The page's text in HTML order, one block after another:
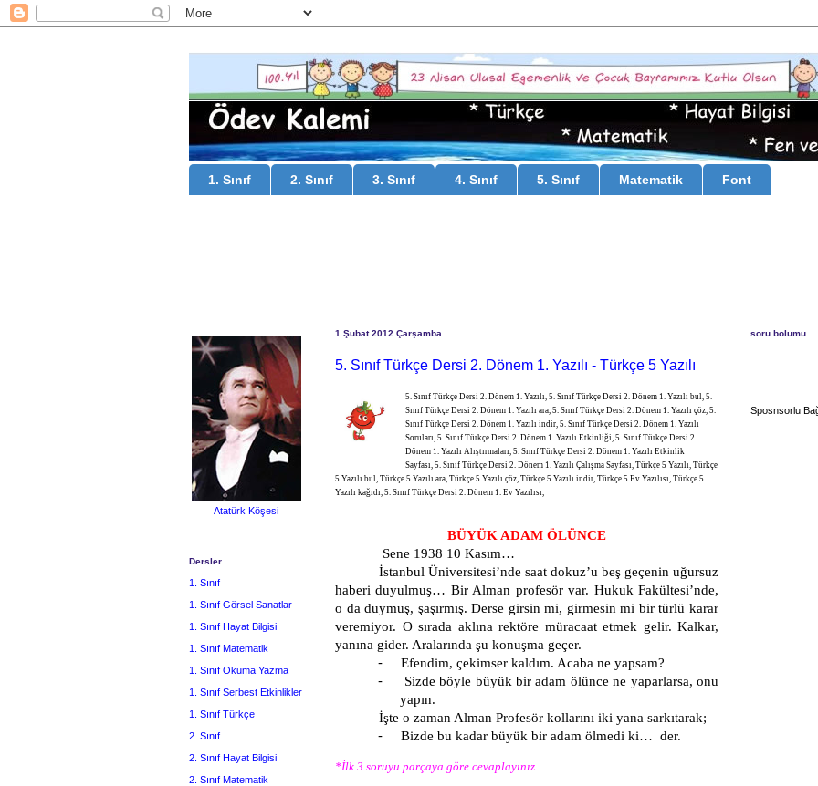
1. Sınıf 2. Sınıf 3. Sınıf 4. Sınıf 5. Sınıf Matematik Font
1 Şubat 2012 Çarşamba
5. Sınıf Türkçe Dersi 2. Dönem 1. Yazılı - Türkçe 5 Yazılı
5. Sınıf Türkçe Dersi 2. Dönem 1. Yazılı, 5. Sınıf Türkçe Dersi 2. Dönem 1. Yazılı bul, 5.
Sınıf Türkçe Dersi 2. Dönem 1. Yazılı ara, 5. Sınıf Türkçe Dersi 2. Dönem 1. Yazılı çöz, 5.
Sınıf Türkçe Dersi 2. Dönem 1. Yazılı indir, 5. Sınıf Türkçe Dersi 2. Dönem 1. Yazılı
Soruları, 5. Sınıf Türkçe Dersi 2. Dönem 1. Yazılı Etkinliği, 5. Sınıf Türkçe Dersi 2.
Dönem 1. Yazılı Alıştırmaları, 5. Sınıf Türkçe Dersi 2. Dönem 1. Yazılı Etkinlik
Sayfası, 5. Sınıf Türkçe Dersi 2. Dönem 1. Yazılı Çalışma Sayfası, Türkçe 5 Yazılı, Türkçe
5 Yazılı bul, Türkçe 5 Yazılı ara, Türkçe 5 Yazılı çöz, Türkçe 5 Yazılı indir, Türkçe 5 Ev Yazılısı, Türkçe 5
Yazılı kağıdı, 5. Sınıf Türkçe Dersi 2. Dönem 1. Ev Yazılısı,
BÜYÜK ADAM ÖLÜNCE
Sene 1938 10 Kasım…
İstanbul Üniversitesi’nde saat dokuz’u beş geçenin uğursuz
haberi duyulmuş… Bir Alman profesör var. Hukuk Fakültesi’nde,
o da duymuş, şaşırmış. Derse girsin mi, girmesin mi bir türlü karar
veremiyor. O sırada aklına rektöre müracaat etmek gelir. Kalkar,
yanına gider. Aralarında şu konuşma geçer.
-
Efendim, çekimser kaldım. Acaba ne yapsam?
-
Sizde böyle büyük bir adam ölünce ne yaparlarsa, onu
yapın.
İşte o zaman Alman Profesör kollarını iki yana sarkıtarak;
-
Bizde bu kadar büyük bir adam ölmedi ki… der.
*İlk 3 soruyu parçaya göre cevaplayınız.
Atatürk Köşesi
Dersler
1. Sınıf
1. Sınıf Görsel Sanatlar
1. Sınıf Hayat Bilgisi
1. Sınıf Matematik
1. Sınıf Okuma Yazma
1. Sınıf Serbest Etkinlikler
1. Sınıf Türkçe
2. Sınıf
2. Sınıf Hayat Bilgisi
2. Sınıf Matematik
soru bolumu
Sposnsorlu